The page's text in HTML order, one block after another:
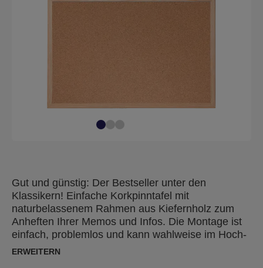
Gut und günstig: Der Bestseller unter den
Klassikern! Einfache Korkpinntafel mit
naturbelassenem Rahmen aus Kiefernholz zum
Anheften Ihrer Memos und Infos. Die Montage ist
einfach, problemlos und kann wahlweise im Hoch-
oder Querformat erfolgen, Lieferung inkl.
ERWEITERN